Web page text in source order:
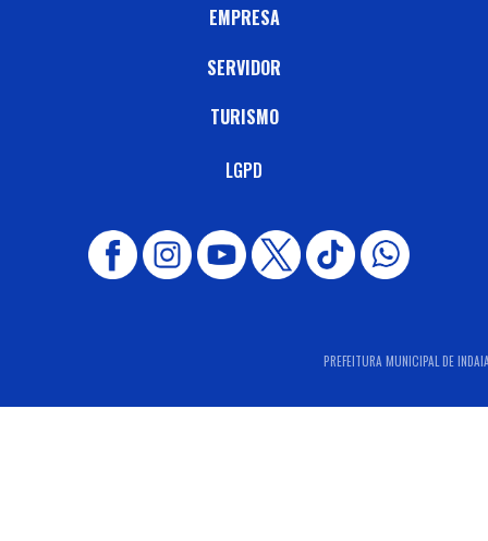
EMPRESA
SERVIDOR
TURISMO
LGPD
PREFEITURA MUNICIPAL DE